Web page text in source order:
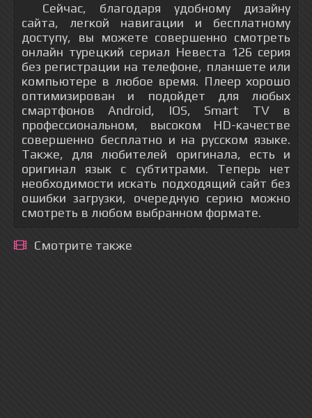
Сейчас, благодаря удобному дизайну
сайта, легкой навигации и бесплатному
доступу, вы можете совершенно смотреть
онлайн турецкий сериал Невеста 126 серия
без регистрации на телефоне, планшете или
компьютере в любое время. Плеер хорошо
оптимизирован и подойдет для любых
смартфонов Android, IOS, Smart TV в
профессиональном, высоком HD-качестве
совершенно бесплатно и на русском языке.
Также, для любителей оригинала, есть и
оригинал язык с субтитрами. Теперь нет
необходимости искать подходящий сайт без
ошибки загрузки, очередную серию можно
смотреть в любом выбранном формате.
Смотрите также